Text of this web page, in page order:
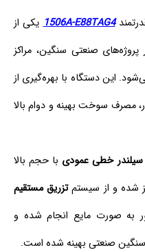
1506A-E88TAG4یکی از
صنعتی سنگین، مراکز
این دستگاه با بهره‌گیری از
مصرف سوخت بهینه و دوام بالا
با حجم بالا
شده و از سیستمتزریق مستقیم
به صورت مایع انجام شده و
سنگین صنعتی بهینه شده است.